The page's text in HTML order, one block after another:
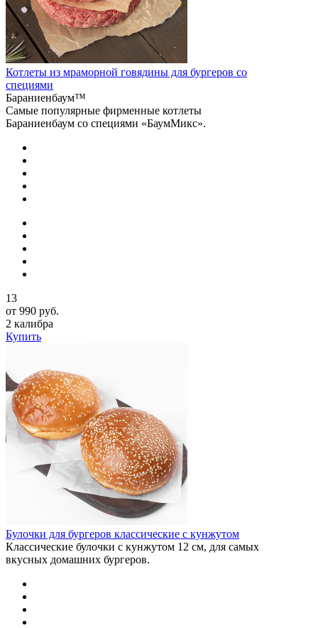
Котлеты из мраморной говядины для бургеров со
специями
Бараниенбаум™
Самые популярные фирменные котлеты
Бараниенбаум со специями «БаумМикс».
13
от 990 руб.
2 калибра
Купить
Булочки для бургеров классические с кунжутом
Классические булочки с кунжутом 12 см, для самых
вкусных домашних бургеров.